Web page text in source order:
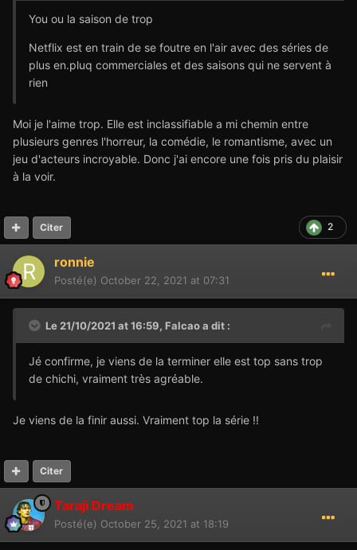
You ou la saison de trop
Netflix est en train de se foutre en l'air avec des séries de
plus en.pluq commerciales et des saisons qui ne servent à
rien
Moi je l'aime trop. Elle est inclassifiable a mi chemin entre
plusieurs genres l'horreur, la comédie, le romantisme, avec un
jeu d'acteurs incroyable. Donc j'ai encore une fois pris du plaisir
à la voir.
2
Citer
ronnie
Posté(e) October 22, 2021 at 07:31
Le 21/10/2021 at 16:59, Falcaoa dit :
Jé confirme, je viens de la terminer elle est top sans trop
de chichi, vraiment très agréable.
Je viens de la finir aussi. Vraiment top la série !!
Citer
Taraji Dream
Posté(e) October 25, 2021 at 18:19